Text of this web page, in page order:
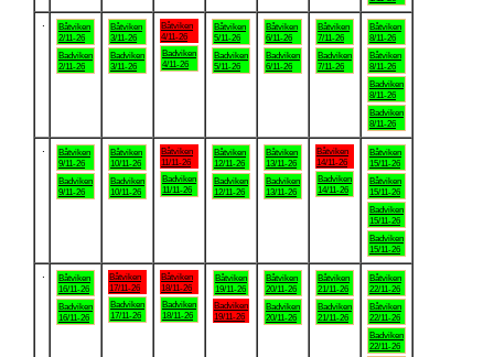
Båtviken
2/11-26
Badviken
2/11-26
Båtviken
3/11-26
Badviken
3/11-26
Båtviken
4/11-26
Badviken
4/11-26
Båtviken
5/11-26
Badviken
5/11-26
Båtviken
6/11-26
Badviken
6/11-26
Båtviken
7/11-26
Badviken
7/11-26
Båtviken
8/11-26
Båtviken
8/11-26
Badviken
8/11-26
Badviken
8/11-26
Båtviken
9/11-26
Badviken
9/11-26
Båtviken
10/11-26
Badviken
10/11-26
Båtviken
11/11-26
Badviken
11/11-26
Båtviken
12/11-26
Badviken
12/11-26
Båtviken
13/11-26
Badviken
13/11-26
Båtviken
14/11-26
Badviken
14/11-26
Båtviken
15/11-26
Båtviken
15/11-26
Badviken
15/11-26
Badviken
15/11-26
Båtviken
16/11-26
Badviken
16/11-26
Båtviken
17/11-26
Badviken
17/11-26
Båtviken
18/11-26
Badviken
18/11-26
Båtviken
19/11-26
Badviken
19/11-26
Båtviken
20/11-26
Badviken
20/11-26
Båtviken
21/11-26
Badviken
21/11-26
Båtviken
22/11-26
Båtviken
22/11-26
Badviken
22/11-26